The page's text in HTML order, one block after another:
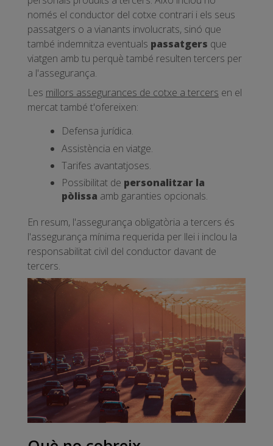
només el conductor del cotxe contrari i els seus
passatgers o a vianants involucrats, sinó que
també indemnitza eventuals passatgers que
viatgen amb tu perquè també resulten tercers per
a l'assegurança.
Les millors assegurances de cotxe a tercers en el
mercat també t'ofereixen:
Defensa jurídica.
Assistència en viatge.
Tarifes avantatjoses.
Possibilitat de personalitzar la
pòlissa amb garanties opcionals.
En resum, l'assegurança obligatòria a tercers és
l'assegurança mínima requerida per llei i inclou la
responsabilitat civil del conductor davant de
tercers.